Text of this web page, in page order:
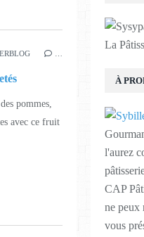
pommes,
avec ce fruit
La
À
l'aurez
CAP
ne peux
vous